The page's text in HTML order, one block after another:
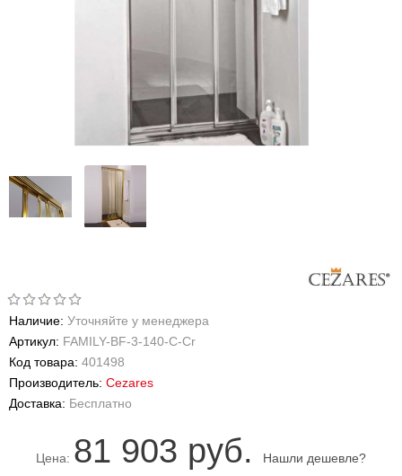
Наличие: Уточняйте у менеджера
Артикул: FAMILY-BF-3-140-C-Cr
Код товара: 401498
Производитель: Cezares
Доставка: Бесплатно
Цена: 81 903 руб. Нашли дешевле?